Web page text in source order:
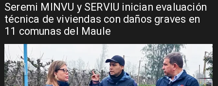
Seremi MINVU y SERVIU inician evaluación
técnica de viviendas con daños graves en
11 comunas del Maule